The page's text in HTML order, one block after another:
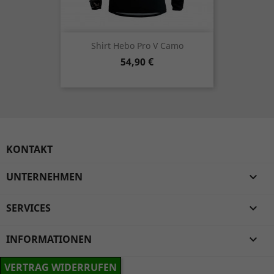
Shirt Hebo Pro V Camo
Preis
54,90 €
KONTAKT
UNTERNEHMEN 
SERVICES 
INFORMATIONEN 
VERTRAG WIDERRUFEN